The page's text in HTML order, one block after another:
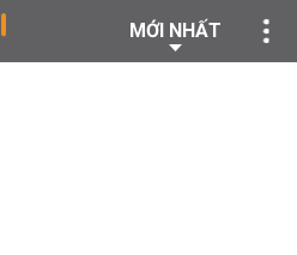
MỚI NHẤT